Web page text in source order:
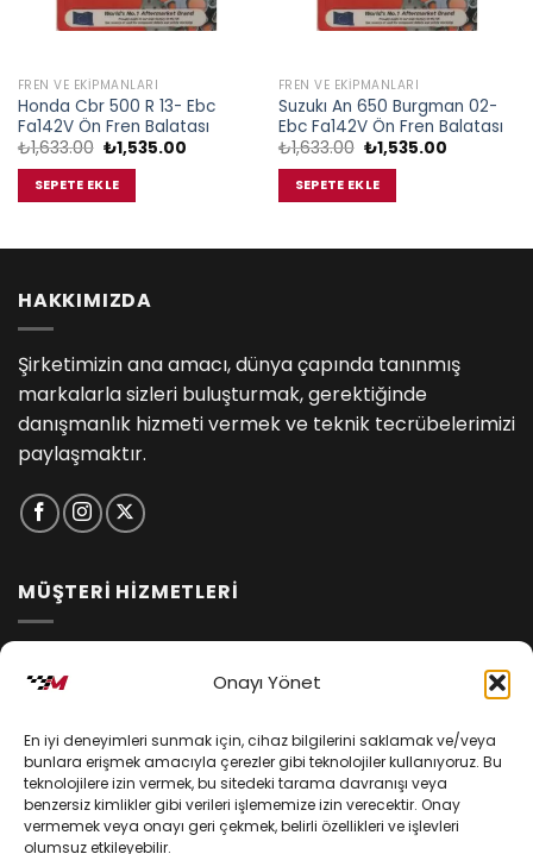
Onayı Yönet
En iyi deneyimleri sunmak için, cihaz bilgilerini saklamak ve/veya
bunlara erişmek amacıyla çerezler gibi teknolojiler kullanıyoruz. Bu
teknolojilere izin vermek, bu sitedeki tarama davranışı veya
benzersiz kimlikler gibi verileri işlememize izin verecektir. Onay
vermemek veya onayı geri çekmek, belirli özellikleri ve işlevleri
olumsuz etkileyebilir.
FREN VE EKIPMANLARI
Honda Cbr 500 R 13- Ebc
Fa142V Ön Fren Balatası
₺1,633.00 Orijinal
fiyat:
₺1,633.00.
₺1,535.00Şu
SEPETE EKLE
FREN VE EKIPMANLARI
Suzukı An 650 Burgman 02-
Ebc Fa142V Ön Fren Balatası
₺1,633.00 Orijinal
fiyat:
₺1,633.00.
₺1,535.00Şu
SEPETE EKLE
HAKKIMIZDA
Şirketimizin ana amacı, dünya çapında tanınmış
markalarla sizleri buluşturmak, gerektiğinde
danışmanlık hizmeti vermek ve teknik tecrübelerimizi
paylaşmaktır.
MÜŞTERİ HİZMETLERİ
Kişisel Verilerin Korunması
Mesafeli Satış Sözleşmesi